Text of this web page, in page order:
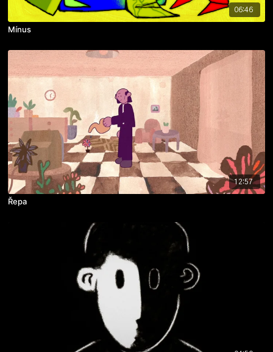
06:46
Mínus
12:57
Řepa